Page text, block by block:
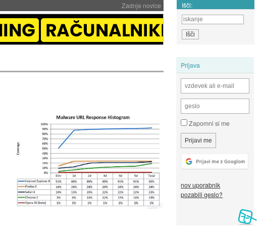
Zadnje novice Išči:
Prijava
Zapomni si me
nov uporabnik
pozabili geslo?